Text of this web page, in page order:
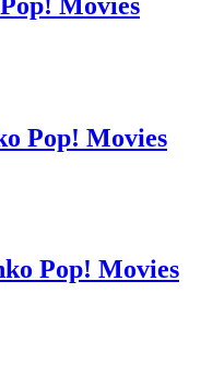
Pop! Movies
Pop! Movies